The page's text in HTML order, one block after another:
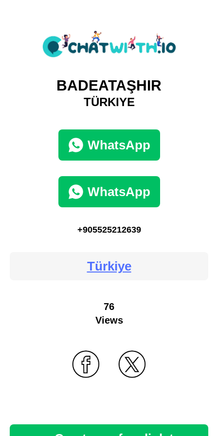
BADEATAŞHIR
TÜRKIYE
WhatsApp
WhatsApp
+905525212639
Türkiye
76
Views